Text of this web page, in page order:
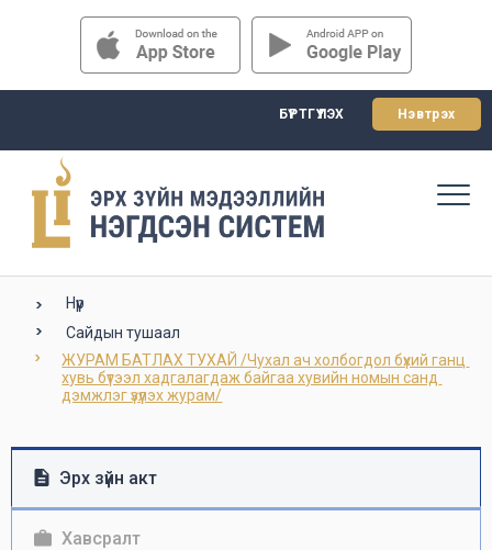
БҮРТГҮҮЛЭХ Нэвтрэх
Нүүр
Сайдын тушаал
ЖУРАМ БАТЛАХ ТУХАЙ /Чухал ач холбогдол бүхий ганц
хувь бүтээл хадгалагдаж байгаа хувийн номын санд
дэмжлэг үзүүлэх журам/
Эрх зүйн акт
Хавсралт